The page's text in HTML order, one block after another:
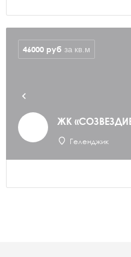
ЖК
Геленджик
46000 руб за кв.м